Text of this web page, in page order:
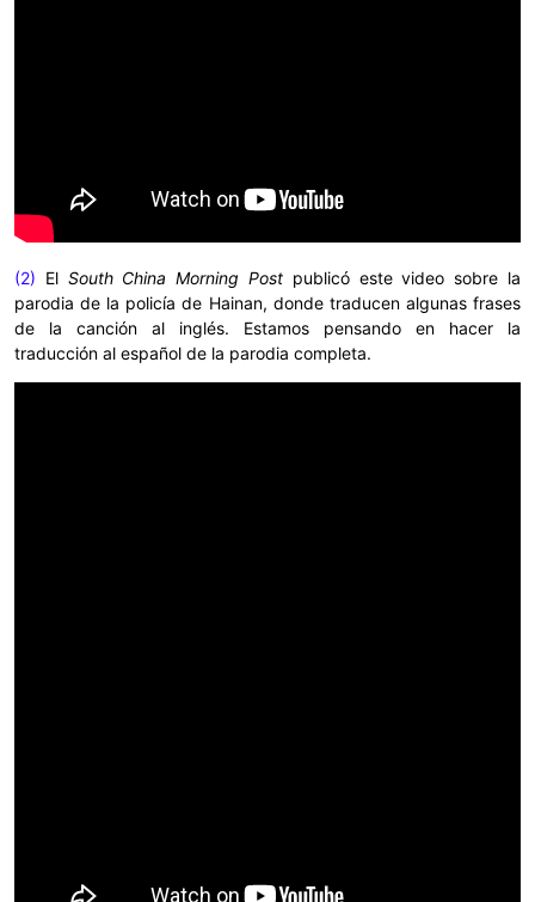
(2) El South China Morning Post publicó este video sobre la
parodia de la policía de Hainan, donde traducen algunas frases
de la canción al inglés. Estamos pensando en hacer la
traducción al español de la parodia completa.